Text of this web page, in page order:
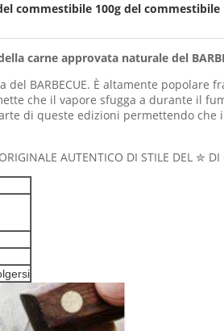
commestibile 100g del
carne approvata naturale del
BARBECUE. È altamente popolare
che il vapore sfugga a durante il
di queste edizioni permettendo
AUTENTICO DI STILE DEL ✮